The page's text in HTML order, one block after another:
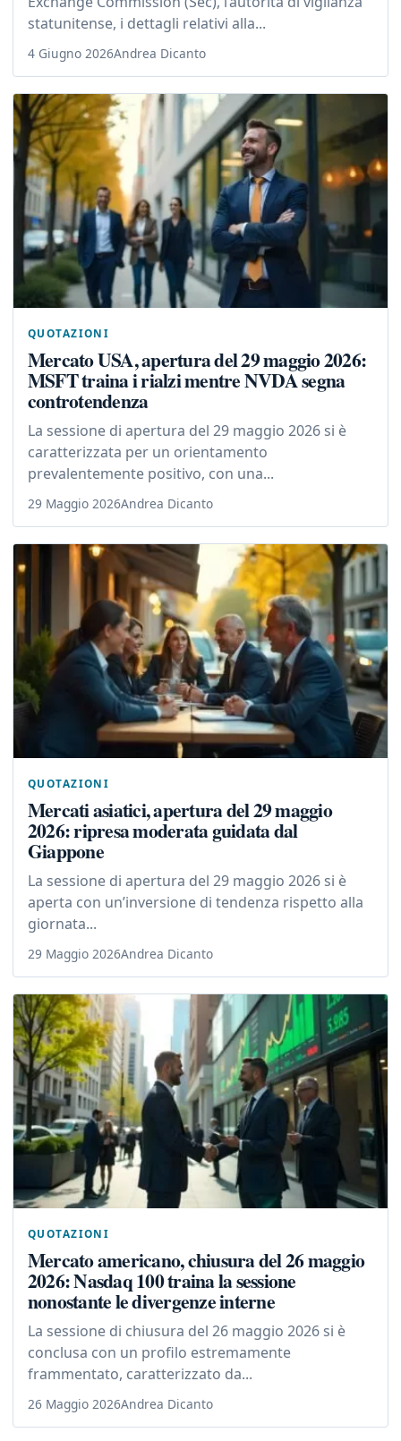
statunitense, i dettagli relativi alla...
4 Giugno 2026Andrea Dicanto
QUOTAZIONI
Mercato USA, apertura del 29 maggio 2026:
MSFT traina i rialzi mentre NVDA segna
controtendenza
La sessione di apertura del 29 maggio 2026 si è
caratterizzata per un orientamento
prevalentemente positivo, con una...
29 Maggio 2026Andrea Dicanto
QUOTAZIONI
Mercati asiatici, apertura del 29 maggio
2026: ripresa moderata guidata dal
Giappone
La sessione di apertura del 29 maggio 2026 si è
aperta con un’inversione di tendenza rispetto alla
giornata...
29 Maggio 2026Andrea Dicanto
QUOTAZIONI
Mercato americano, chiusura del 26 maggio
2026: Nasdaq 100 traina la sessione
nonostante le divergenze interne
La sessione di chiusura del 26 maggio 2026 si è
conclusa con un profilo estremamente
frammentato, caratterizzato da...
26 Maggio 2026Andrea Dicanto